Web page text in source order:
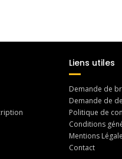
Liens utiles
Demande de
Demande de
Politique de
Conditions
Mentions
Contact